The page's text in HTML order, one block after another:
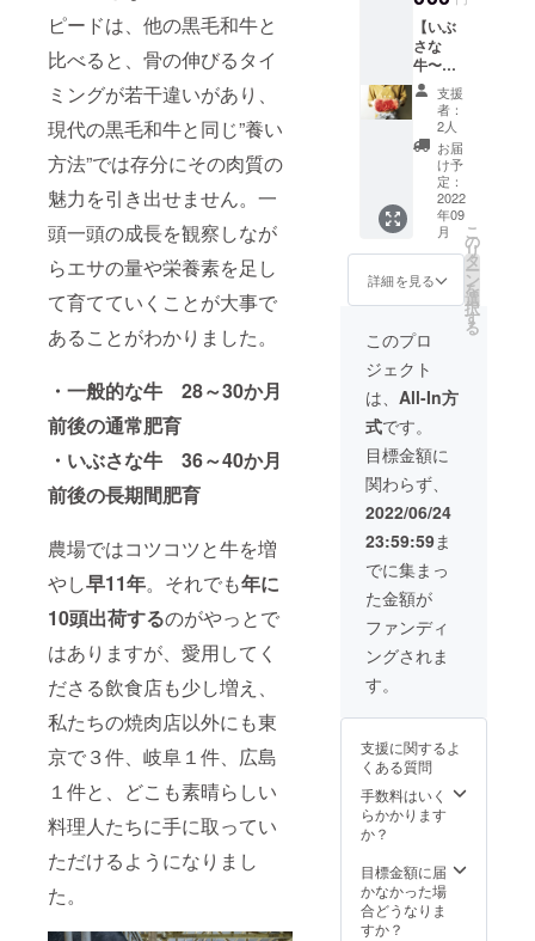
ピードは、他の黒毛和牛と
比べると、骨の伸びるタイ
ミングが若干違いがあり、
現代の黒毛和牛と同じ”養い
方法”では存分にその肉質の
魅力を引き出せません。一
頭一頭の成長を観察しなが
らエサの量や栄養素を足し
て育てていくことが大事で
あることがわかりました。
・一般的な牛 28～30か月
前後の通常肥育
・いぶさな牛 36～40か月
前後の長期間肥育
農場ではコツコツと牛を増
やし早11年。それでも年に
10頭出荷するのがやっとで
はありますが、愛用してく
ださる飲食店も少し増え、
私たちの焼肉店以外にも東
京で３件、岐阜１件、広島
１件と、どこも素晴らしい
料理人たちに手に取ってい
ただけるようになりまし
た。
本のみ
取るこ
とがで
きる希
少部
位。 ※
写真は
イメー
ジで
す。実
際にお
届けす
るパッ
と異な
る場合
いま
す。 ※
商品詳
細は活
にて公
開させ
ていた
だきま
す。
ケージ
と異な
る場合
がござ
いま
す。 ※
商品詳
細は活
動報告
にて公
開させ
ていた
だきま
す。
ロー
ス
350g×1
パック
2.イチ
ボ
350g×1
パック
3.肩
ロー
ス
400g×1
パック
4.ラン
400g×1
パック
5.ミス
ジ
400g×1
パック
※写真は
イメー
ジで
す。実
際にお
届けす
るパッ
ケージ
と異な
る場合
がござ
商品詳
細は活
動報告
にて公
開させ
ていた
【いぶ
さな
牛〜自
分で料
理パッ
ク〜】
￥20,00
0（税
込/クー
ル便送
¥1,200
含む）
■ホホ
肉
350g〜
400g１
個
（個体
ごとに
大きさ
が変わ
りま
す） ※
ホホ肉
は一頭
につき
２個だ
けの希
少部位
です。
■ロース
トビー
フ用ブ
ｇ ■お
込み用
カット
肉
300ｇ
※写真は
ジで
す。実
際にお
届けす
支援
者：
2人
お届
け予
定：
2022
年09
月
詳細を見る
こ
の
リ
タ
ー
ン
を
選
択
す
る
このプロ
ジェクト
は、 All-In方
式です。
目標金額に
関わらず、
2022/06/24
23:59:59ま
でに集まっ
た金額が
ファンディ
ングされま
す。
支援に関するよ
くある質問
手数料はいく
らかかります
か？
目標金額に届
かなかった場
合どうなりま
すか？